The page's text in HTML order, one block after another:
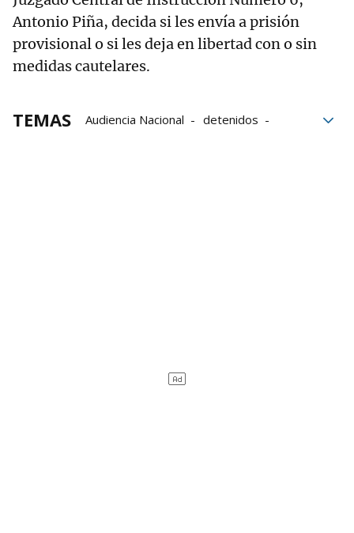
Antonio Piña, decida si les envía a prisión
provisional o si les deja en libertad con o sin
medidas cautelares.
TEMAS Audiencia Nacional
detenidos